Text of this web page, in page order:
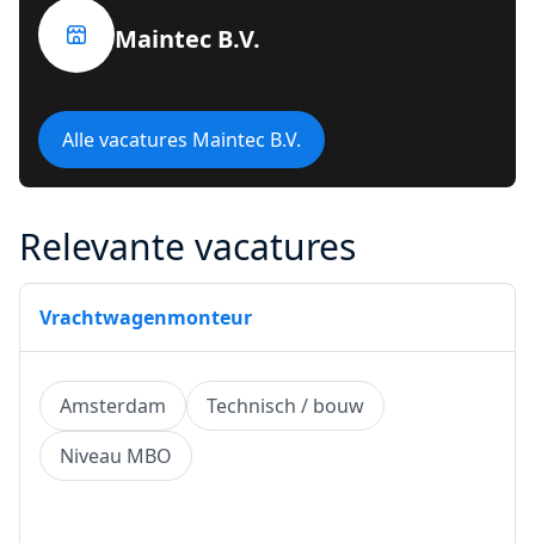
Maintec B.V.
Alle vacatures Maintec B.V.
Relevante vacatures
Vrachtwagenmonteur
Amsterdam
Technisch / bouw
Niveau MBO